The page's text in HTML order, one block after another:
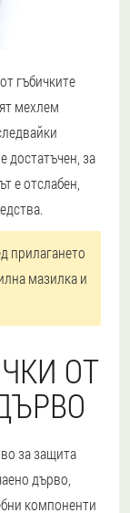
гъбичките
мехлем
достатъчен, за
е отслабен,
прилагането
мазилка и
ОТ
за защита
дърво,
компоненти